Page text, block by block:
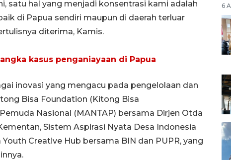
satu hal yang menjadi konsentrasi kami adalah
di Papua sendiri maupun di daerah terluar
diterima, Kamis.
kasus penganiayaan di Papua
inovasi yang mengacu pada pengelolaan dan
Bisa Foundation (Kitong Bisa
Nasional (MANTAP) bersama Dirjen Otda
Sistem Aspirasi Nyata Desa Indonesia
Creative Hub bersama BIN dan PUPR, yang
6